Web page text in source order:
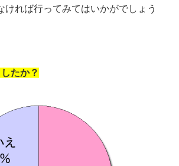
ければ行ってみてはいかがでしょう
たか？